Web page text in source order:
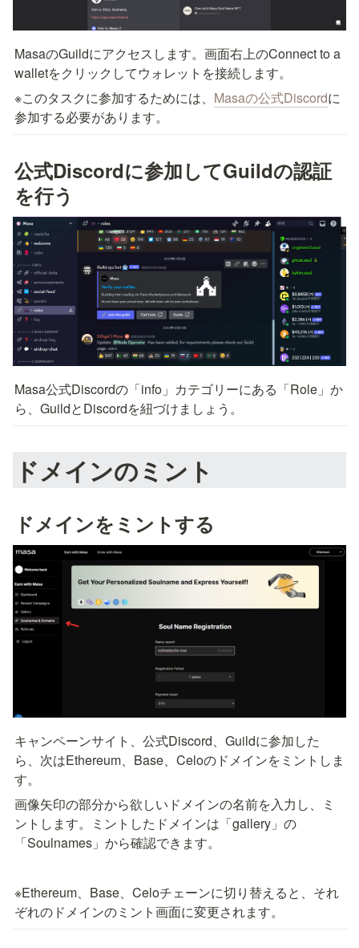
MasaのGuildにアクセスします。画面右上のConnect to a
walletをクリックしてウォレットを接続します。
※このタスクに参加するためには、 Masaの公式Discordに
参加する必要があります。
公式Discordに参加してGuildの認証
を行う
Masa公式Discordの「info」カテゴリーにある「Role」か
ら、GuildとDiscordを紐づけましょう。
ドメインのミント
ドメインをミントする
キャンペーンサイト、公式Discord、Guildに参加した
ら、次はEthereum、Base、Celoのドメインをミントしま
す。
画像矢印の部分から欲しいドメインの名前を入力し、ミ
ントします。ミントしたドメインは「gallery」の
「Soulnames」から確認できます。
※Ethereum、Base、Celoチェーンに切り替えると、それ
ぞれのドメインのミント画面に変更されます。